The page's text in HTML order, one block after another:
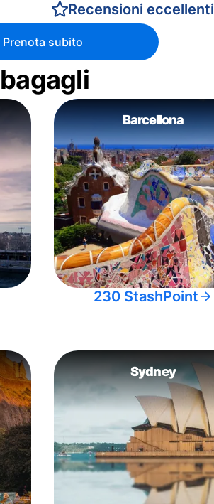
Recensioni eccellenti
Prenota subito
Barcellona
230 StashPoint
Sydney